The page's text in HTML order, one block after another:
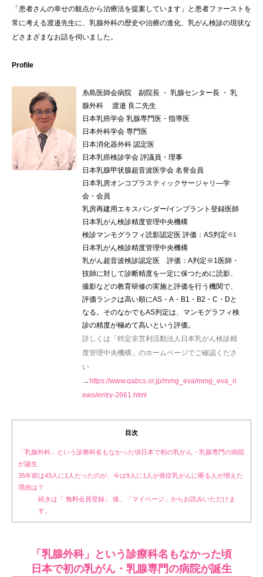
「患者さんの幸せの観点から治療法を提案しています」と患者ファーストを
常に考える渡邉先生に、乳腺外科の歴史や治療の進化、乳がん検診の現状な
どさまざまなお話を伺いました。
Profile
糸島医師会病院 副院長 ・ 乳腺センター長 ・ 乳
腺外科 渡邉 良二先生
日本乳癌学会 乳腺専門医・指導医
日本外科学会 専門医
日本消化器外科 認定医
日本乳癌検診学会 評議員・理事
日本乳腺甲状腺超音波医学会 名誉会員
日本乳房オンコプラスティックサージャリ―学
会・会員
乳房再建用エキスパンダー/インプラント登録医師
日本乳がん検診精度管理中央機構
検診マンモグラフィ読影認定医 評価：AS判定※1
日本乳がん検診精度管理中央機構
乳がん超音波検診認定医 評価：A判定※1医師・
技師に対して診断精度を一定に保つために読影、
撮影などの教育研修の実施と評価を行う機関で、
評価ランクは高い順にAS・A・B1・B2・C・Dと
なる。そのなかでもAS判定は、マンモグラフィ検
診の精度が極めて高いという評価。
詳しくは「特定非営利活動法人日本乳がん検診精
度管理中央機構」のホームページでご確認くださ
い
→ https://www.qabcs.or.jp/mmg_eva/mmg_eva_n
ews/entry-2661.html
目次
「乳腺外科」という診療科名もなかった頃日本で初の乳がん・乳腺専門の病院
が誕生
35年前は43人に1人だったのが、今は9人に1人が発症乳がんに罹る人が増えた
理由は？
続きは「 無料会員登録」 後、「マイページ」からお読みいただけま
す。
「乳腺外科」という診療科名もなかった頃
日本で初の乳がん・乳腺専門の病院が誕生